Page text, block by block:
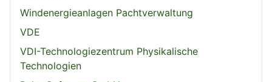
Windenergieanlagen Pachtverwaltung
VDE
VDI-Technologiezentrum Physikalische
Technologien